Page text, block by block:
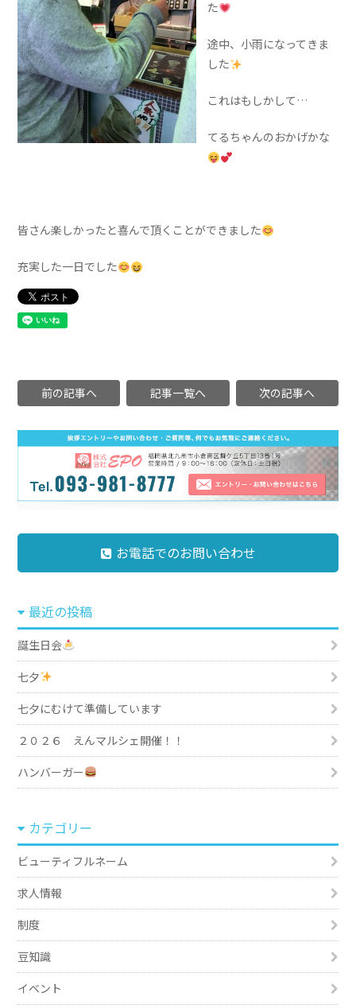
た
途中、小雨になってきま
した
これはもしかして…
てるちゃんのおかげかな
皆さん楽しかったと喜んで頂くことができました
充実した一日でした
前の記事へ 記事一覧へ 次の記事へ
お電話でのお問い合わせ
最近の投稿
誕生日会
七夕
七夕にむけて準備しています
２０２６ えんマルシェ開催！！
ハンバーガー
カテゴリー
ビューティフルネーム
求人情報
制度
豆知識
イベント